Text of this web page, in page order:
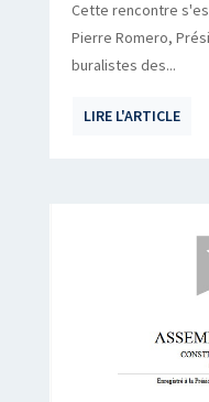
Cette rencontre
Pierre Romero,
buralistes des...
LIRE L'ARTICLE